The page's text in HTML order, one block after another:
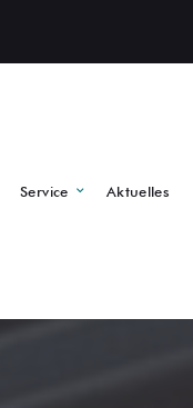
Service Aktuelles